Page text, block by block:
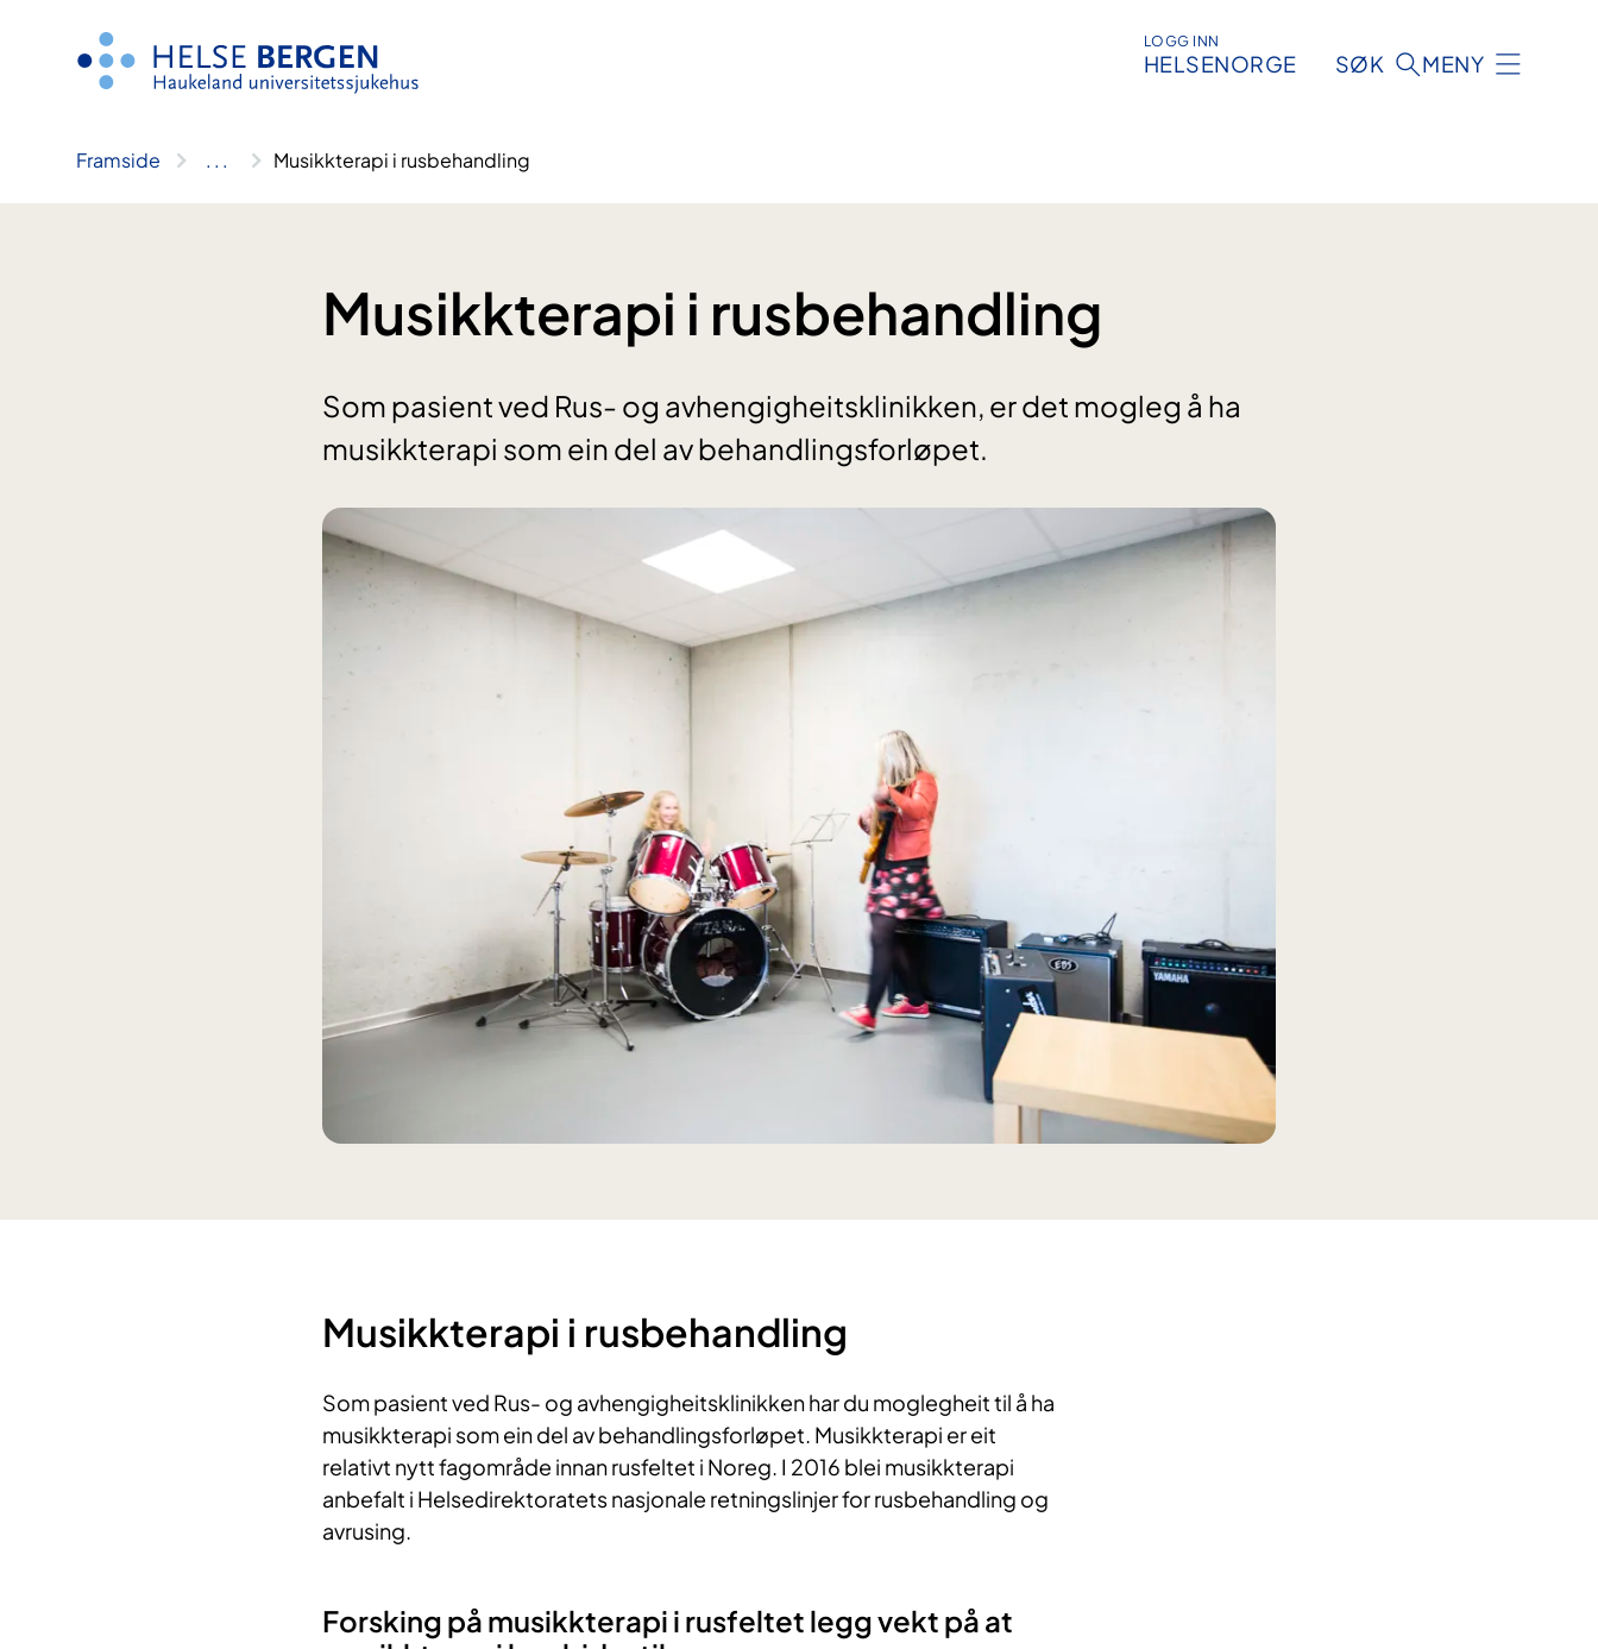
LOGG INN
HELSENORGE SØK MENY
Framside .. . Musikkterapi i rusbehandling
Musikkterapi i rusbehandling
Som pasient ved Rus- og avhengigheitsklinikken, er det mogleg å ha
musikkterapi som ein del av behandlingsforløpet.
Musikkterapi i rusbehandling
Som pasient ved Rus- og avhengigheitsklinikken har du moglegheit til å ha
musikkterapi som ein del av behandlingsforløpet. Musikkterapi er eit
relativt nytt fagområde innan rusfeltet i Noreg. I 2016 blei musikkterapi
anbefalt i Helsedirektoratets nasjonale retningslinjer for rusbehandling og
avrusing.
Forsking på musikkterapi i rusfeltet legg vekt på at